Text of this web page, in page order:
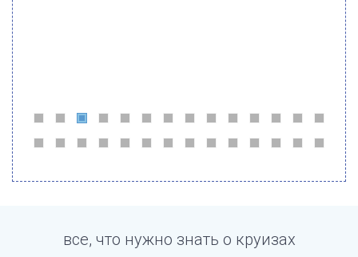
все, что нужно знать о круизах